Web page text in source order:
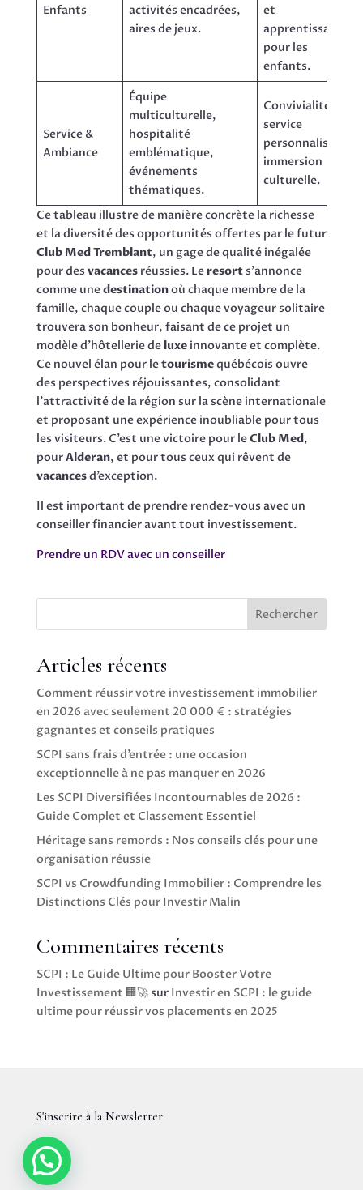
Enfants
activités encadrées,
aires de jeux.
et
apprentissage
pour les
enfants.
Service &
Ambiance
Équipe
multiculturelle,
hospitalité
emblématique,
événements
thématiques.
Convivialité,
service
personnalisé,
immersion
culturelle.
Ce tableau illustre de manière concrète la richesse
et la diversité des opportunités offertes par le futur
Club Med Tremblant, un gage de qualité inégalée
pour des vacancesréussies. Le resorts’annonce
comme unedestinationoù chaque membre de la
famille, chaque couple ou chaque voyageur solitaire
trouvera son bonheur, faisant de ce projet un
modèle d’hôtellerie de luxeinnovante et complète.
Ce nouvel élan pour letourismequébécois ouvre
des perspectives réjouissantes, consolidant
l’attractivité de la région sur la scène internationale
et proposant une expérience inoubliable pour tous
les visiteurs. C’est une victoire pour leClub Med,
pourAlderan, et pour tous ceux qui rêvent de
vacancesd’exception.
Il est important de prendre rendez-vous avec un
conseiller financier avant tout investissement.
Prendre un RDV avec un conseiller
Rechercher
Articles récents
Comment réussir votre investissement immobilier
en 2026 avec seulement 20 000 € : stratégies
gagnantes et conseils pratiques
SCPI sans frais d’entrée : une occasion
exceptionnelle à ne pas manquer en 2026
Les SCPI Diversifiées Incontournables de 2026 :
Guide Complet et Classement Essentiel
Héritage sans remords : Nos conseils clés pour une
organisation réussie
SCPI vs Crowdfunding Immobilier : Comprendre les
Distinctions Clés pour Investir Malin
Commentaires récents
SCPI : Le Guide Ultime pour Booster Votre
Investissement 🏢🚀sur Investir en SCPI : le guide
ultime pour réussir vos placements en 2025
S'inscrire à la Newsletter